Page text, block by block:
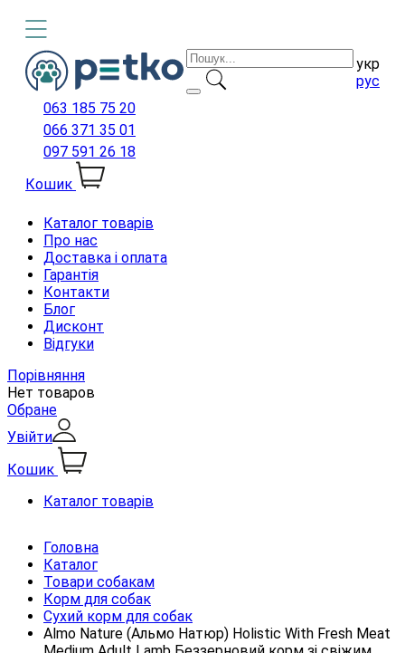
укр
рус
063 185 75 20
066 371 35 01
097 591 26 18
Кошик
Каталог товарів
Про нас
Доставка і оплата
Гарантія
Контакти
Блог
Дисконт
Відгуки
Порівняння
Нет товаров
Обране
Увійти
Кошик
Каталог товарів
Головна
Каталог
Товари собакам
Корм для собак
Сухий корм для собак
Almo Nature (Альмо Натюр) Holistic With Fresh Meat